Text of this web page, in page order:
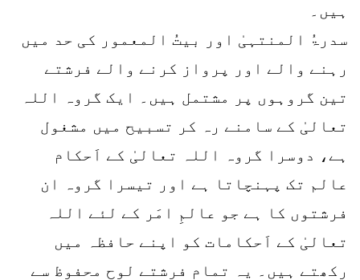
ہیں۔
سدرۃُ المنتہیٰ اور بیتُ المعمور کی حد میں
رہنے والے اور پرواز کرنے والے فرشتے
تین گروہوں پر مشتمل ہیں۔ ایک گروہ اللہ
تعالیٰ کے سامنے رہ کر تسبیح میں مشغول
ہے، دوسرا گروہ اللہ تعالیٰ کے اَحکام
عالم تک پہنچاتا ہے اور تیسرا گروہ ان
فرشتوں کا ہے جو عالمِ امَر کے لئے اللہ
تعالیٰ کے اَحکامات کو اپنے حافظہ میں
رکھتے ہیں۔ یہ تمام فرشتے لوحِ محفوظ سے